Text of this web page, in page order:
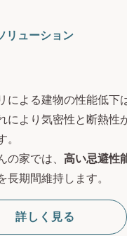
リューション
による建物の性能低下
により気密性と断熱性
。
の家では、高い忌避性
長期間維持します。
詳しく見る